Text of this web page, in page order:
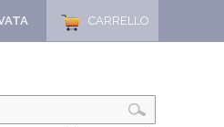
CARRELLO